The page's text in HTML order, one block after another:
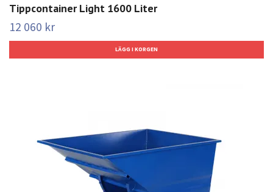
Tippcontainer Light 1600 Liter
12 060 kr